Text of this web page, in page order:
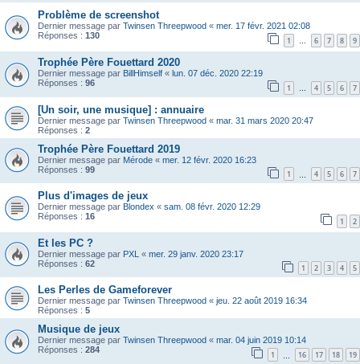
Problème de screenshot
Dernier message par Twinsen Threepwood « mer. 17 févr. 2021 02:08
Réponses : 130 1 … 6 7 8 9
Trophée Père Fouettard 2020
Dernier message par BillHimself « lun. 07 déc. 2020 22:19
Réponses : 96 1 … 4 5 6 7
[Un soir, une musique] : annuaire
Dernier message par Twinsen Threepwood « mar. 31 mars 2020 20:47
Réponses : 2
Trophée Père Fouettard 2019
Dernier message par Mérode « mer. 12 févr. 2020 16:23
Réponses : 99 1 4 5 6 7
Plus d'images de jeux
Dernier message par Blondex « sam. 08 févr. 2020 12:29
Réponses : 16 1 2
Et les PC ?
Dernier message par PXL « mer. 29 janv. 2020 23:17
Réponses : 62 1 2 3 4 5
Les Perles de Gameforever
Dernier message par Twinsen Threepwood « jeu. 22 août 2019 16:34
Réponses : 5
Musique de jeux
Dernier message par Twinsen Threepwood « mar. 04 juin 2019 10:14
Réponses : 284 1 16 17 18 19